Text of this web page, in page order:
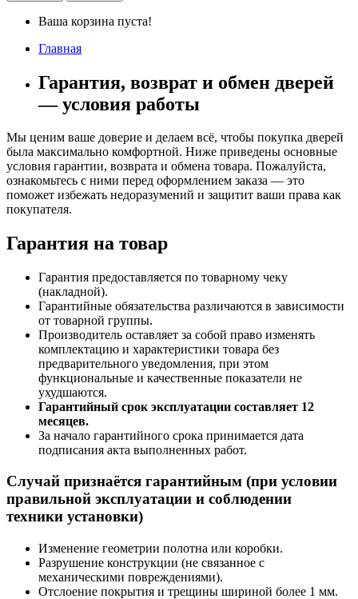
Ваша корзина пуста!
Главная
Гарантия, возврат и обмен дверей
— условия работы
Мы ценим ваше доверие и делаем всё, чтобы покупка дверей
была максимально комфортной. Ниже приведены основные
условия гарантии, возврата и обмена товара. Пожалуйста,
ознакомьтесь с ними перед оформлением заказа — это
поможет избежать недоразумений и защитит ваши права как
покупателя.
Гарантия на товар
Гарантия предоставляется по товарному чеку
(накладной).
Гарантийные обязательства различаются в зависимости
от товарной группы.
Производитель оставляет за собой право изменять
комплектацию и характеристики товара без
предварительного уведомления, при этом
функциональные и качественные показатели не
ухудшаются.
Гарантийный срок эксплуатации составляет 12
месяцев.
За начало гарантийного срока принимается дата
подписания акта выполненных работ.
Случай признаётся гарантийным (при условии
правильной эксплуатации и соблюдении
техники установки)
Изменение геометрии полотна или коробки.
Разрушение конструкции (не связанное с
механическими повреждениями).
Отслоение покрытия и трещины шириной более 1 мм.